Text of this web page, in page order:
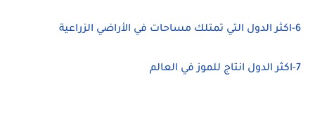
6-اكثر الدول التي تمتلك مساحات في الأراضي الزراعية
7-اكثر الدول انتاج للموز في العالم